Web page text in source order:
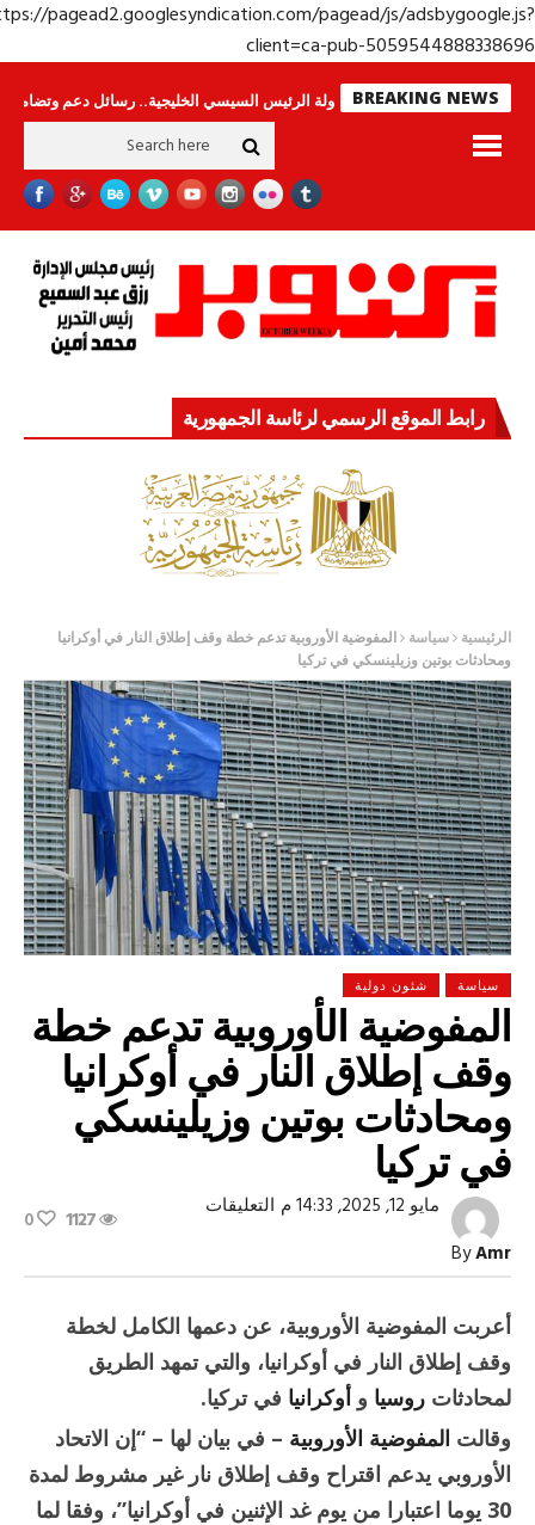
https://pagead2.googlesyndication.com/pagead/js/
client=ca-pub-
BREAKING NEWS
لا ينامون جولة الرئيس السيسي الخليجية.. رسائل دعم وتضامن للأشقاء
رابط الموقع الرسمي لرئاسة الجمهورية
الرئيسية سياسة المفوضية الأوروبية تدعم خطة وقف إطلاق النار في أوكرانيا
ومحادثات بوتين وزيلينسكي في تركيا
سياسة شئون دولية
المفوضية الأوروبية تدعم خطة
وقف إطلاق النار في أوكرانيا
ومحادثات بوتين وزيلينسكي
في تركيا
ByAmr
مايو 12, 2025, 14:33 م التعليقاتعلى
خطة
إطلاق
النار
في
أوكرانيا
ومحادثات
بوتين
وزيلينسكي
في
تركيا
مغلقة
1127
0
أعربت المفوضية الأوروبية، عن دعمها الكامل لخطة
وقف إطلاق النار في أوكرانيا، والتي تمهد الطريق
لمحادثاتروسياو أوكرانيافي تركيا.
وقالتالمفوضية الأوروبية– في بيان لها – “إن الاتحاد
الأوروبي يدعم اقتراح وقف إطلاق نار غير مشروط لمدة
30 يوما اعتبارا من يوم غد الإثنين في أوكرانيا”، وفقا لما